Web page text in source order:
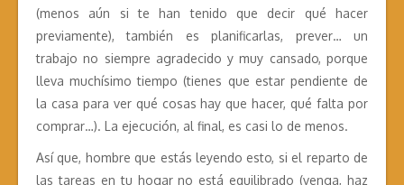
(menos aún si te han tenido que decir qué hacer
previamente), también es planificarlas, prever… un
trabajo no siempre agradecido y muy cansado, porque
lleva muchísimo tiempo (tienes que estar pendiente de
la casa para ver qué cosas hay que hacer, qué falta por
comprar…). La ejecución, al final, es casi lo de menos.
Así que, hombre que estás leyendo esto, si el reparto de
las tareas en tu hogar no está equilibrado (venga, haz